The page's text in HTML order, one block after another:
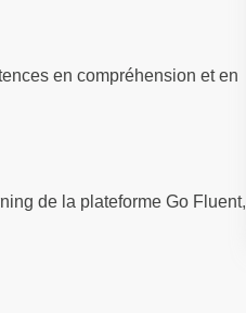
en compréhension et en
de la plateforme Go Fluent,